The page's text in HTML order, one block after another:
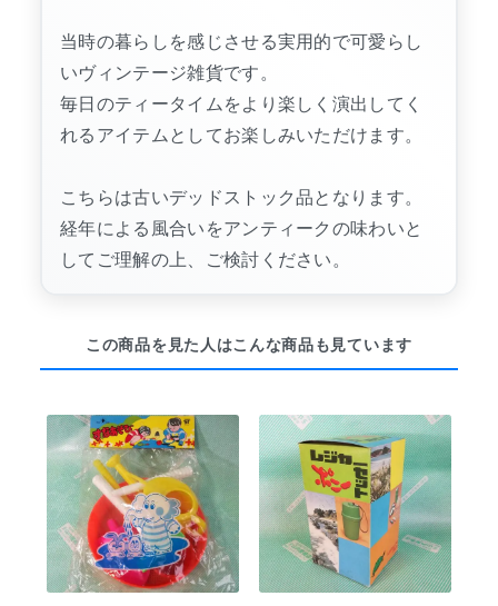
当時の暮らしを感じさせる実用的で可愛らし
いヴィンテージ雑貨です。
毎日のティータイムをより楽しく演出してく
れるアイテムとしてお楽しみいただけます。
こちらは古いデッドストック品となります。
経年による風合いをアンティークの味わいと
してご理解の上、ご検討ください。
この商品を見た人はこんな商品も見ています